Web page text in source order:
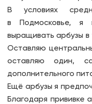
В условиях
в Подмосковье, я
выращивать арбузы в
Оставляю
оставляю один,
дополнительного
Ещё арбузы я
Благодаря прививке